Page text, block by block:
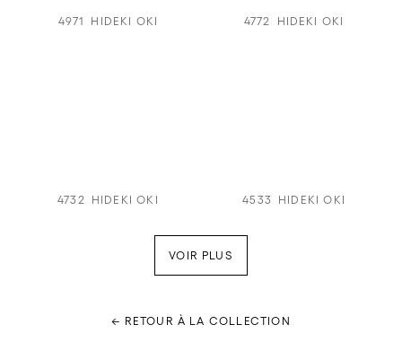
4971 HIDEKI OKI 4772 HIDEKI OKI
4732 HIDEKI OKI 4533 HIDEKI OKI
VOIR PLUS
← RETOUR À LA COLLECTION